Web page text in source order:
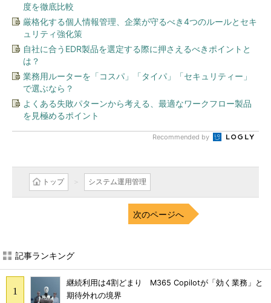
度を徹底比較
厳格化する個人情報管理、企業が守るべき4つのルールとセキ
ュリティ強化策
自社に合うEDR製品を選定する際に押さえるべきポイントと
は？
業務用ルーターを「コスパ」「タイパ」「セキュリティー」
で選ぶなら？
よくある失敗パターンから考える、最適なワークフロー製品
を見極めるポイント
Recommended by
トップ システム運用管理
次のページへ
記事ランキング
継続利用は4割どまり M365 Copilotが「効く業務」と
期待外れの境界